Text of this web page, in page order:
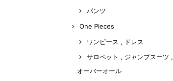
パンツ
One Pieces
ワンピース , ドレス
サロペット , ジャンプスーツ ,
オーバーオール